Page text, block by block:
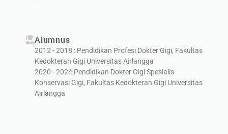
Alumnus
2012 - 2018 : Pendidikan Profesi Dokter Gigi, Fakultas
Kedokteran Gigi Universitas Airlangga
2020 - 2024 Pendidikan Dokter Gigi Spesialis
Konservasi Gigi, Fakultas Kedokteran Gigi Universitas
Airlangga